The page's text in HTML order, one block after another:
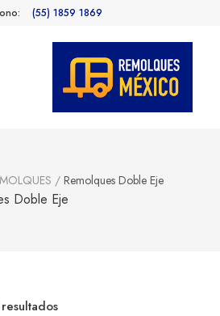
(55) 1859 1869
/ Remolques Doble Eje
Doble Eje
Sorted